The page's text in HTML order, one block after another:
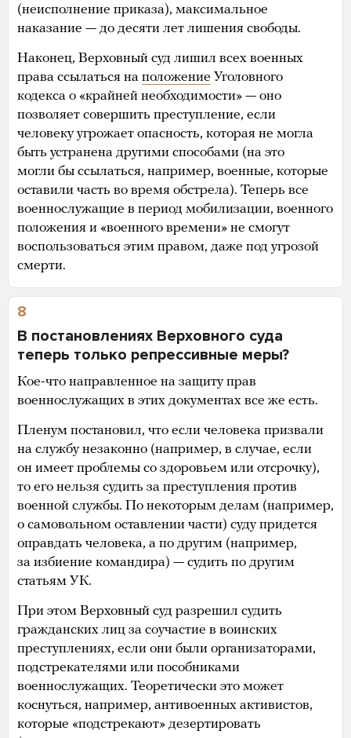
(неисполнение приказа), максимальное
наказание — до десяти лет лишения свободы.
Наконец, Верховный суд лишил всех военных
права ссылаться на положение Уголовного
кодекса о «крайней необходимости» — оно
позволяет совершить преступление, если
человеку угрожает опасность, которая не могла
быть устранена другими способами (на это
могли бы ссылаться, например, военные, которые
оставили часть во время обстрела). Теперь все
военнослужащие в период мобилизации, военного
положения и «военного времени» не смогут
воспользоваться этим правом, даже под угрозой
смерти.
8
В постановлениях Верховного суда
теперь только репрессивные меры?
Кое-что направленное на защиту прав
военнослужащих в этих документах все же есть.
Пленум постановил, что если человека призвали
на службу незаконно (например, в случае, если
он имеет проблемы со здоровьем или отсрочку),
то его нельзя судить за преступления против
военной службы. По некоторым делам (например,
о самовольном оставлении части) суду придется
оправдать человека, а по другим (например,
за избиение командира) — судить по другим
статьям УК.
При этом Верховный суд разрешил судить
гражданских лиц за соучастие в воинских
преступлениях, если они были организаторами,
подстрекателями или пособниками
военнослужащих. Теоретически это может
коснуться, например, антивоенных активистов,
которые «подстрекают» дезертировать